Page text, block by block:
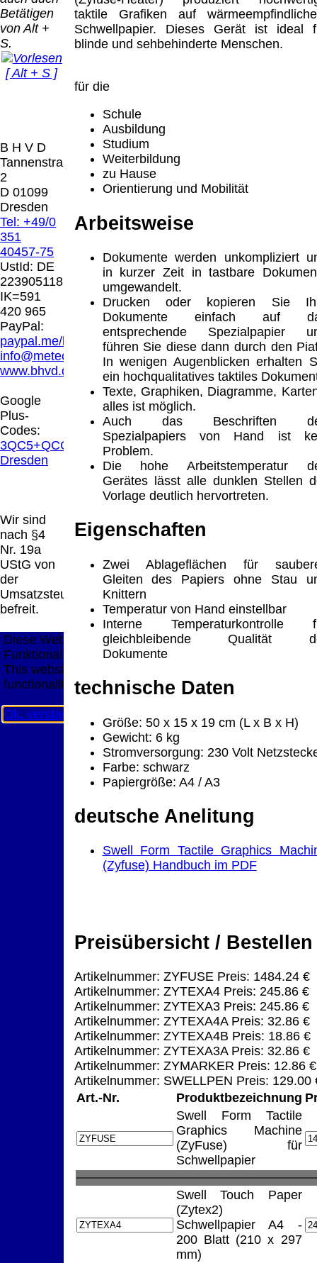
Betätigen
von Alt +
S.
[ Alt + S ]
B H V D
Tannenstrasse
2
D 01099
Dresden
Tel: +49/0
351
40457-75
UstId: DE
223905118
IK=591
420 965
PayPal:
paypal.me/blindenhilfsmittel
info@meteor.vision
www.bhvd.de
Google
Plus-
Codes:
3QC5+QCG
Dresden
Wir sind
nach §4
Nr. 19a
UStG von
der
Umsatzsteuer
befreit.
taktile Grafiken auf
Schwellpapier. Dieses Gerät ist ideal
blinde und sehbehinderte Menschen.
für die
Schule
Ausbildung
Studium
Weiterbildung
zu Hause
Orientierung und Mobilität
Arbeitsweise
Dokumente werden unkompliziert
in kurzer Zeit in tastbare
umgewandelt.
Drucken oder kopieren Sie
Dokumente einfach auf
entsprechende Spezialpapier
führen Sie diese dann durch den
In wenigen Augenblicken erhalten
ein hochqualitatives taktiles
Texte, Graphiken, Diagramme,
alles ist möglich.
Auch das Beschriften
Spezialpapiers von Hand ist
Problem.
Die hohe Arbeitstemperatur
Gerätes lässt alle dunklen Stellen
Vorlage deutlich hervortreten.
Eigenschaften
Zwei Ablageflächen für
Gleiten des Papiers ohne Stau
Knittern
Temperatur von Hand einstellbar
Interne Temperaturkontrolle
gleichbleibende Qualität
Dokumente
technische Daten
Größe: 50 x 15 x 19 cm (L x B x H)
Gewicht: 6 kg
Stromversorgung: 230 Volt
Farbe: schwarz
Papiergröße: A4 / A3
deutsche Anelitung
Swell Form Tactile Graphics
(Zyfuse) Handbuch im PDF
Preisübersicht / Bestellen
Artikelnummer: ZYFUSE Preis: 1484.24 €
Artikelnummer: ZYTEXA4 Preis: 245.86 €
Artikelnummer: ZYTEXA3 Preis: 245.86 €
Artikelnummer: ZYTEXA4A Preis: 32.86 €
Artikelnummer: ZYTEXA4B Preis: 18.86 €
Artikelnummer: ZYTEXA3A Preis: 32.86 €
Artikelnummer: ZYMARKER Preis: 12.86 €
Artikelnummer: SWELLPEN Preis: 129.00
Art.-Nr.
Produktbezeichnung
Swell Form Tactile
Graphics Machine
(ZyFuse) für
Schwellpapier
Swell Touch Paper
(Zytex2)
Schwellpapier A4 -
200 Blatt (210 x 297
mm)
Der Versand erfolgt
als versichertes
Paket.
Selbstabholung
von
Ausstellungen:
0.00 €
Versandart
erhalten Sie per
Email z.B. einen
Die in diesem Dokument genannten
Warenzeichen sind Eigentum der jeweiligen
Firmen. Preisänderungen, Irrtümer und
technische Änderungen vorbehalten.
letzte Änderung: 26. Januar 2026 Blinden
Hilfsmittel Vertrieb Dresden,
Mit einem Urteil vom 12.05.1998 - 312 O
85/98 - Haftung für Links hat das Landgericht
Hamburg entschieden, dass man durch die
Anbringung eines Links, die Inhalte der
gelinkten Seite ggf. mit zu verantworten hat.
Dieses kann nur dadurch verhindert werden,
dass man sich ausdrücklich von diesen
Inhalten distanziert. Hiermit distanzieren wir
uns ausdrücklich von allen Inhalten, aller
gelinkten Seiten auf unserer Homepage und
machen uns diese Inhalte nicht zu eigen.
Diese Erklärung gilt für alle auf unserer
Homepage angebrachten Links.
Die Europäische Kommission stellt eine
Plattform zur Online-Streitbeilegung (OS)
bereit. Die Plattform finden Sie unter
http://ec.europa.eu/consumers/odr/Unsere E-
Mailadresse lautet:
Seitenanfang
Impressum AGB Widerruf
Datenschutz
Urheberrechte Kontakt Links
Katalog (PDF)
Sitemap
große Anzeige Schließen X
Diese Website nutzt Cookies, um bestmögliche
Funktionalität bieten zu können.
This website uses cookies to provide the best possible
functionality.
Ok, verstanden Mehr Infos